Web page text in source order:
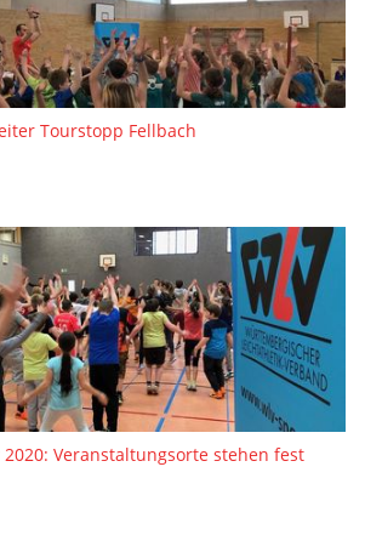
Tourstopp Fellbach
2020: Veranstaltungsorte stehen fest